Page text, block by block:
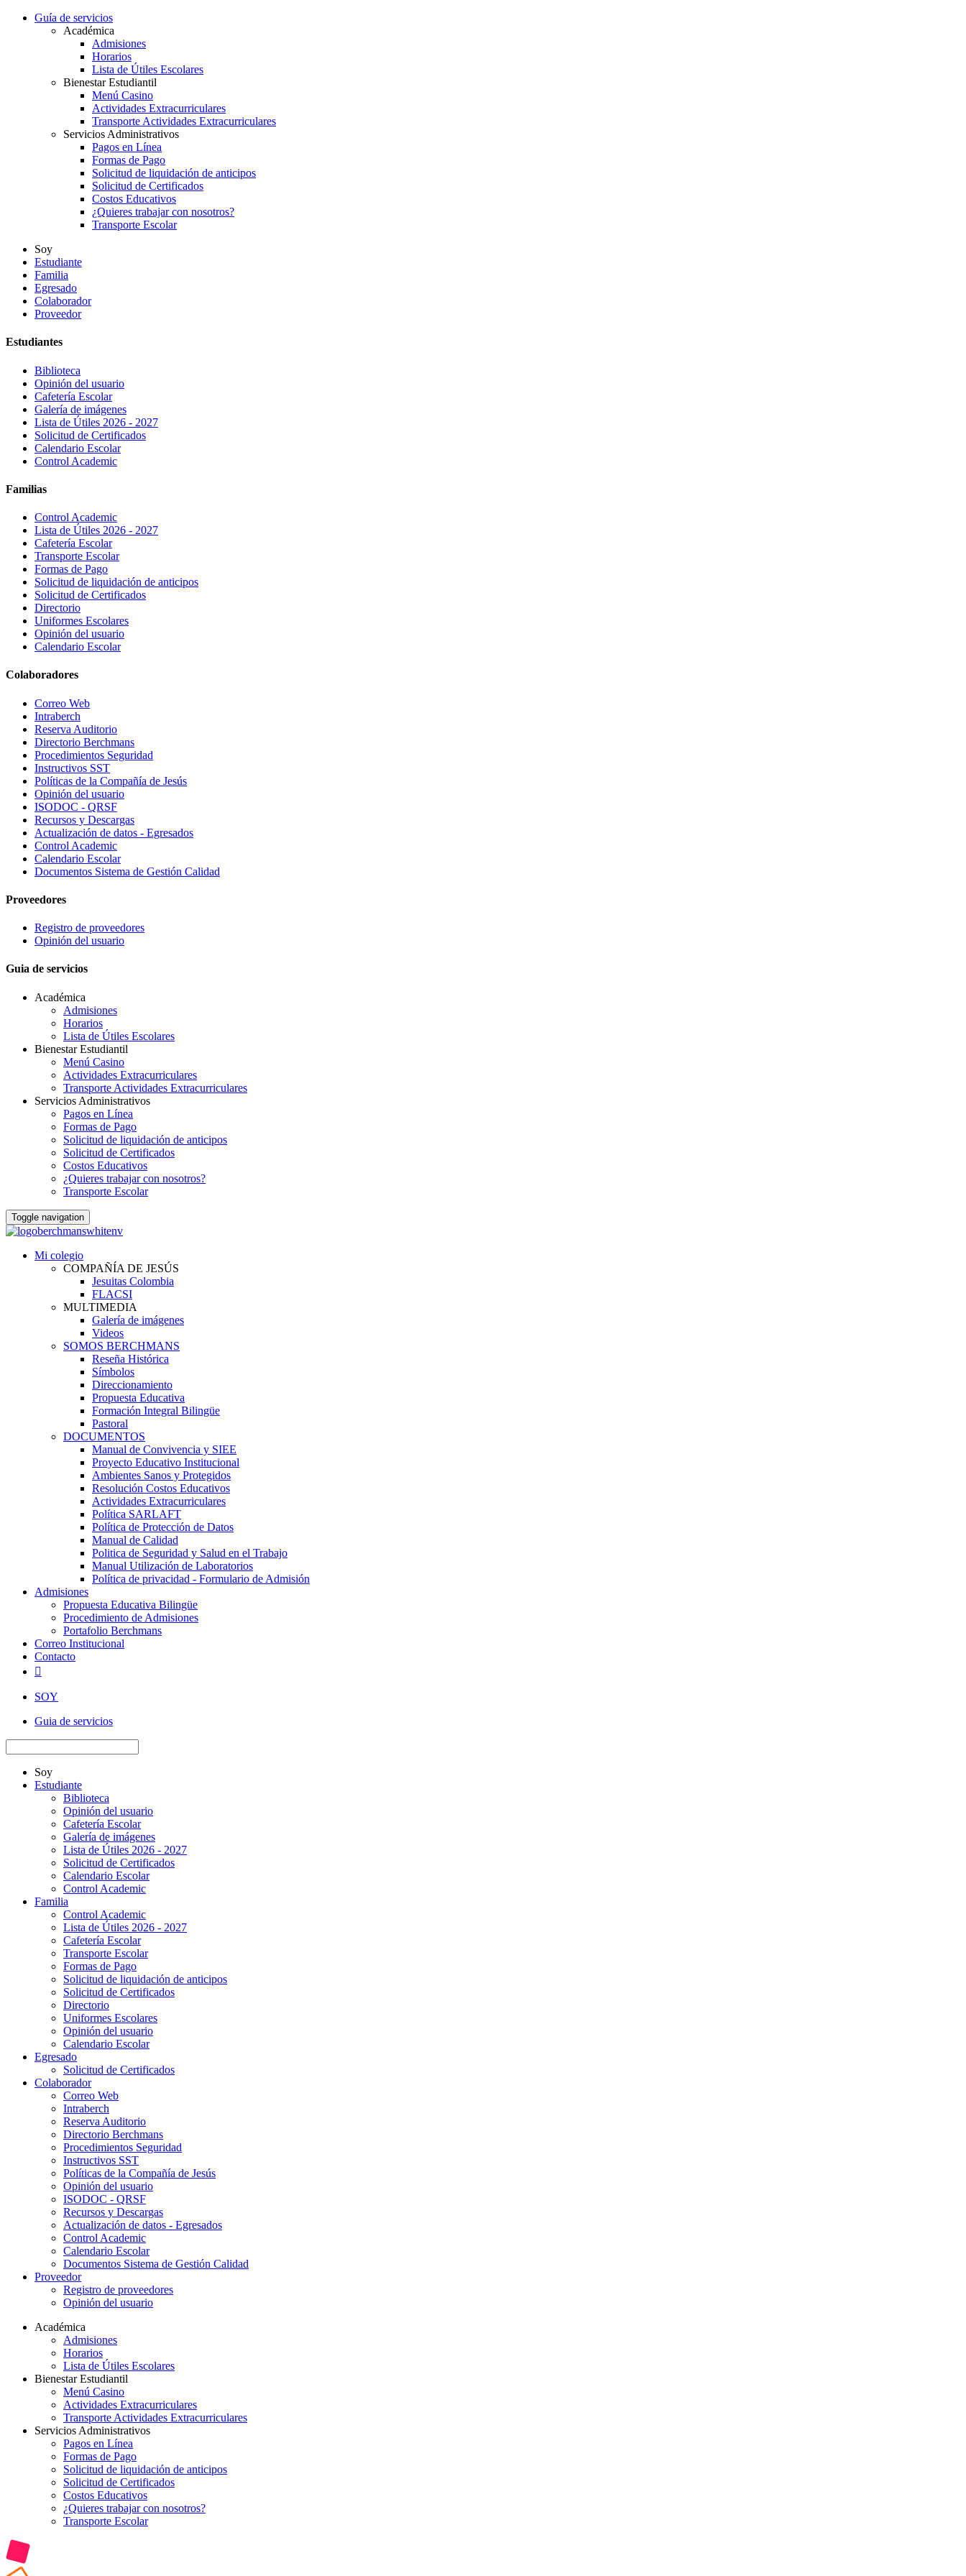
Guía de servicios
Académica
Admisiones
Horarios
Lista de Útiles Escolares
Bienestar Estudiantil
Menú Casino
Actividades Extracurriculares
Transporte Actividades Extracurriculares
Servicios Administrativos
Pagos en Línea
Formas de Pago
Solicitud de liquidación de anticipos
Solicitud de Certificados
Costos Educativos
¿Quieres trabajar con nosotros?
Transporte Escolar
Soy
Estudiante
Familia
Egresado
Colaborador
Proveedor
Estudiantes
Biblioteca
Opinión del usuario
Cafetería Escolar
Galería de imágenes
Lista de Útiles 2026 - 2027
Solicitud de Certificados
Calendario Escolar
Control Academic
Familias
Control Academic
Lista de Útiles 2026 - 2027
Cafetería Escolar
Transporte Escolar
Formas de Pago
Solicitud de liquidación de anticipos
Solicitud de Certificados
Directorio
Uniformes Escolares
Opinión del usuario
Calendario Escolar
Colaboradores
Correo Web
Intraberch
Reserva Auditorio
Directorio Berchmans
Procedimientos Seguridad
Instructivos SST
Políticas de la Compañía de Jesús
Opinión del usuario
ISODOC - QRSF
Recursos y Descargas
Actualización de datos - Egresados
Control Academic
Calendario Escolar
Documentos Sistema de Gestión Calidad
Proveedores
Registro de proveedores
Opinión del usuario
Guia de servicios
Académica
Admisiones
Horarios
Lista de Útiles Escolares
Bienestar Estudiantil
Menú Casino
Actividades Extracurriculares
Transporte Actividades Extracurriculares
Servicios Administrativos
Pagos en Línea
Formas de Pago
Solicitud de liquidación de anticipos
Solicitud de Certificados
Costos Educativos
¿Quieres trabajar con nosotros?
Transporte Escolar
Toggle navigation
Mi colegio
COMPAÑÍA DE JESÚS
Jesuitas Colombia
FLACSI
MULTIMEDIA
Galería de imágenes
Videos
SOMOS BERCHMANS
Reseña Histórica
Símbolos
Direccionamiento
Propuesta Educativa
Formación Integral Bilingüe
Pastoral
DOCUMENTOS
Manual de Convivencia y SIEE
Proyecto Educativo Institucional
Ambientes Sanos y Protegidos
Resolución Costos Educativos
Actividades Extracurriculares
Política SARLAFT
Política de Protección de Datos
Manual de Calidad
Politica de Seguridad y Salud en el Trabajo
Manual Utilización de Laboratorios
Política de privacidad - Formulario de Admisión
Admisiones
Propuesta Educativa Bilingüe
Procedimiento de Admisiones
Portafolio Berchmans
Correo Institucional
Contacto

SOY
Guia de servicios
Soy
Estudiante
Biblioteca
Opinión del usuario
Cafetería Escolar
Galería de imágenes
Lista de Útiles 2026 - 2027
Solicitud de Certificados
Calendario Escolar
Control Academic
Familia
Control Academic
Lista de Útiles 2026 - 2027
Cafetería Escolar
Transporte Escolar
Formas de Pago
Solicitud de liquidación de anticipos
Solicitud de Certificados
Directorio
Uniformes Escolares
Opinión del usuario
Calendario Escolar
Egresado
Solicitud de Certificados
Colaborador
Correo Web
Intraberch
Reserva Auditorio
Directorio Berchmans
Procedimientos Seguridad
Instructivos SST
Políticas de la Compañía de Jesús
Opinión del usuario
ISODOC - QRSF
Recursos y Descargas
Actualización de datos - Egresados
Control Academic
Calendario Escolar
Documentos Sistema de Gestión Calidad
Proveedor
Registro de proveedores
Opinión del usuario
Académica
Admisiones
Horarios
Lista de Útiles Escolares
Bienestar Estudiantil
Menú Casino
Actividades Extracurriculares
Transporte Actividades Extracurriculares
Servicios Administrativos
Pagos en Línea
Formas de Pago
Solicitud de liquidación de anticipos
Solicitud de Certificados
Costos Educativos
¿Quieres trabajar con nosotros?
Transporte Escolar